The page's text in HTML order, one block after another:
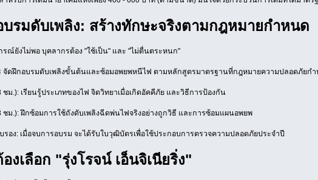
รมดับเพลิง: สร้างทักษะจริงตามกฎหมายกำหนด
รณ์ยังไม่พอ บุคลากรต้อง "ใช้เป็น" และ "ไม่ตื่นตระหนก"
จัดฝึกอบรมดับเพลิงขั้นต้นและซ้อมอพยพหนีไฟ ตามหลักสูตรมาตรฐานที่กฎหมายความปลอดภัยก
ม.): เรียนรู้ประเภทของไฟ จิตวิทยาเมื่อเกิดอัคคีภัย และวิธีการป้องกัน
ชม.): ฝึกซ้อมการใช้ถังดับเพลิงฉีดพ่นไฟจริงอย่างถูกวิธี และการซ้อมแผนอพยพ
รอง: เมื่อจบการอบรม จะได้รับใบวุฒิบัตรเพื่อใช้ประกอบการตรวจความปลอดภัยประจำปี
งเลือก "รุ่งโรจน์ เอ็นจิเนียริ่ง"